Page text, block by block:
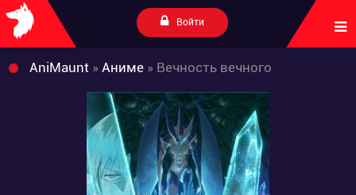
Войти
AniMaunt » Аниме » Вечность вечного